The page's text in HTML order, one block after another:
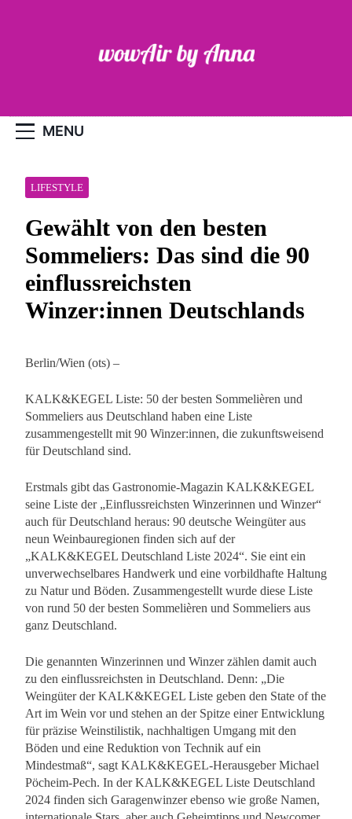
MENU
LIFESTYLE
Gewählt von den besten
Sommeliers: Das sind die 90
einflussreichsten
Winzer:innen Deutschlands
Berlin/Wien (ots) –
KALK&KEGEL Liste: 50 der besten Sommelièren und
Sommeliers aus Deutschland haben eine Liste
zusammengestellt mit 90 Winzer:innen, die zukunftsweisend
für Deutschland sind.
Erstmals gibt das Gastronomie-Magazin KALK&KEGEL
seine Liste der „Einflussreichsten Winzerinnen und Winzer“
auch für Deutschland heraus: 90 deutsche Weingüter aus
neun Weinbauregionen finden sich auf der
„KALK&KEGEL Deutschland Liste 2024“. Sie eint ein
unverwechselbares Handwerk und eine vorbildhafte Haltung
zu Natur und Böden. Zusammengestellt wurde diese Liste
von rund 50 der besten Sommelièren und Sommeliers aus
ganz Deutschland.
Die genannten Winzerinnen und Winzer zählen damit auch
zu den einflussreichsten in Deutschland. Denn: „Die
Weingüter der KALK&KEGEL Liste geben den State of the
Art im Wein vor und stehen an der Spitze einer Entwicklung
für präzise Weinstilistik, nachhaltigen Umgang mit den
Böden und eine Reduktion von Technik auf ein
Mindestmaß“, sagt KALK&KEGEL-Herausgeber Michael
Pöcheim-Pech. In der KALK&KEGEL Liste Deutschland
2024 finden sich Garagenwinzer ebenso wie große Namen,